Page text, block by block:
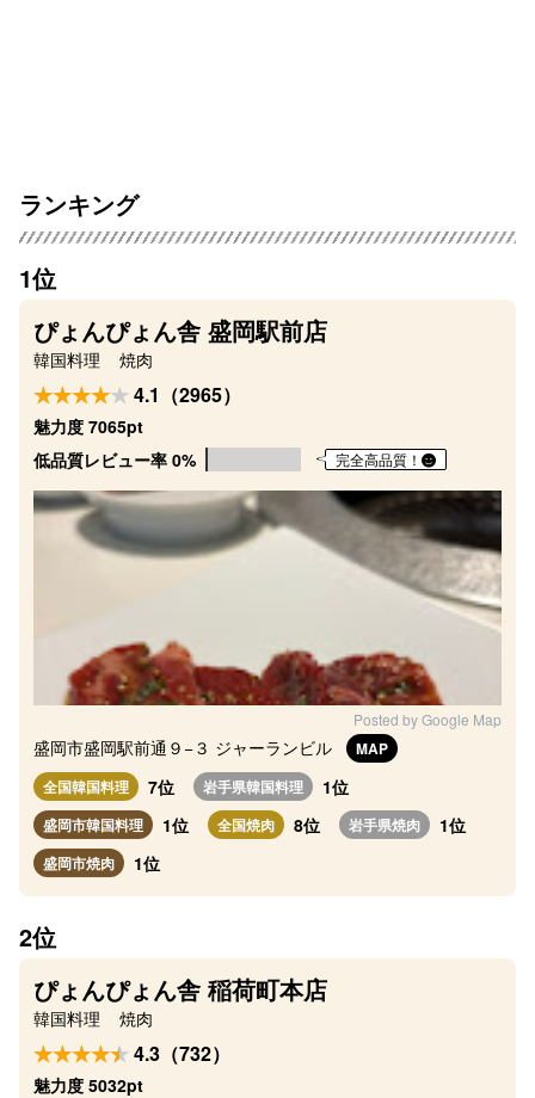
ランキング
1位
ぴょんぴょん舎 盛岡駅前店
韓国料理 焼肉
4.1（2965）
魅力度 7065pt
低品質レビュー率 0%
完全高品質！
Posted by Google Map
盛岡市盛岡駅前通９−３ ジャーランビル
MAP
全国韓国料理
7位 岩手県韓国料理 1位
盛岡市韓国料理 1位 全国焼肉 8位 岩手県焼肉 1位
盛岡市焼肉 1位
2位
ぴょんぴょん舎 稲荷町本店
韓国料理 焼肉
4.3（732）
魅力度 5032pt